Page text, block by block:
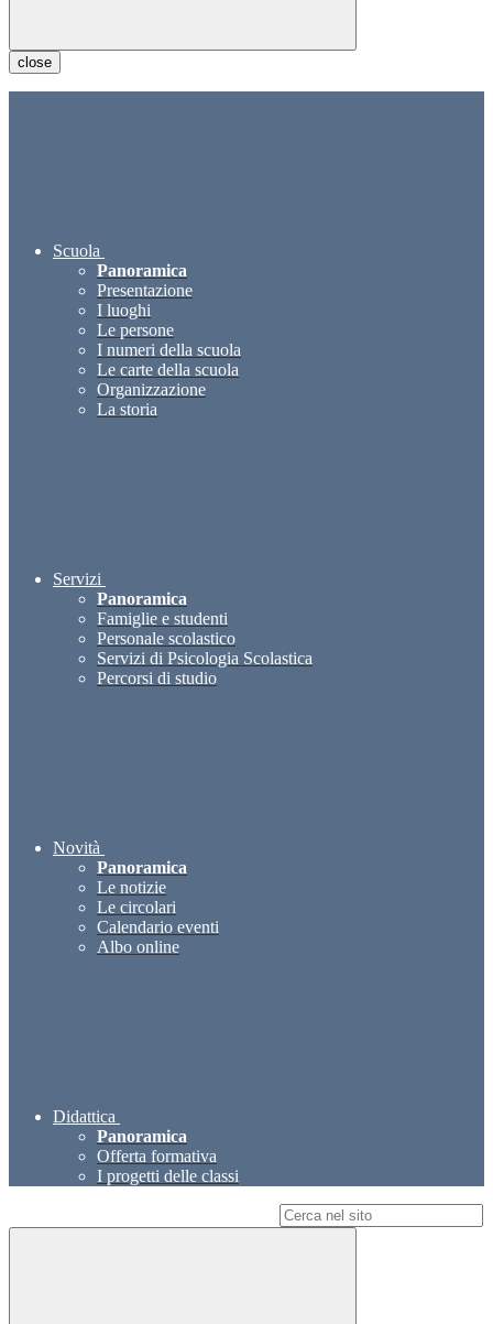
close
Scuola
Panoramica
Presentazione
I luoghi
Le persone
I numeri della scuola
Le carte della scuola
Organizzazione
La storia
Servizi
Panoramica
Famiglie e studenti
Personale scolastico
Servizi di Psicologia Scolastica
Percorsi di studio
Novità
Panoramica
Le notizie
Le circolari
Calendario eventi
Albo online
Didattica
Panoramica
Offerta formativa
I progetti delle classi